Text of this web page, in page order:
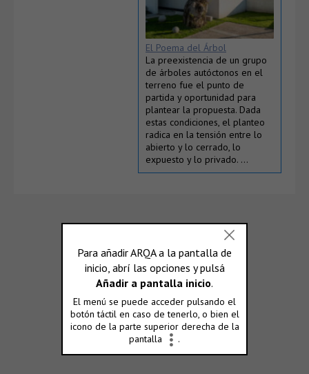
El Poema del Árbol
La preexistencia de un grupo
de árboles autóctonos en el
terreno fue el punto de
partida y oportunidad para
plantear la propuesta. Dada
estas condiciones, el planteo
radica en la tensión entre lo
abierto y lo cerrado, lo
expuesto y lo privado. …